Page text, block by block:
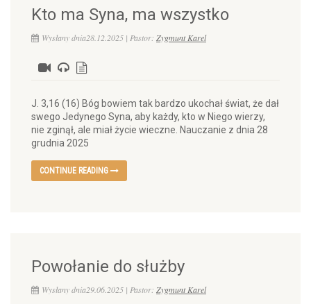
Kto ma Syna, ma wszystko
Wysłany dnia28.12.2025 | Pastor: Zygmunt Karel
J. 3,16 (16) Bóg bowiem tak bardzo ukochał świat, że dał
swego Jedynego Syna, aby każdy, kto w Niego wierzy,
nie zginął, ale miał życie wieczne. Nauczanie z dnia 28
grudnia 2025
CONTINUE READING
Powołanie do służby
Wysłany dnia29.06.2025 | Pastor: Zygmunt Karel